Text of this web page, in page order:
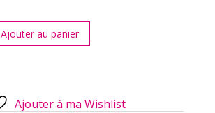
Ajouter au panier
Ajouter à ma Wishlist